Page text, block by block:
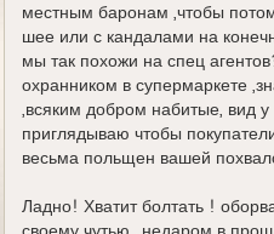
местным баронам ,чтобы
шее или с кандалами на
мы так похожи на спец
охранником в супермаркете
,всяким добром набитые, вид
приглядываю чтобы
весьма польщен вашей
Ладно! Хватит болтать !